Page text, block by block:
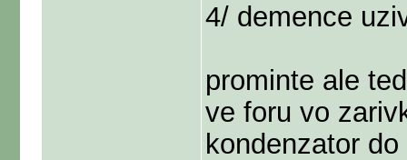
4/ demence
prominte ale
ve foru vo
kondenzator